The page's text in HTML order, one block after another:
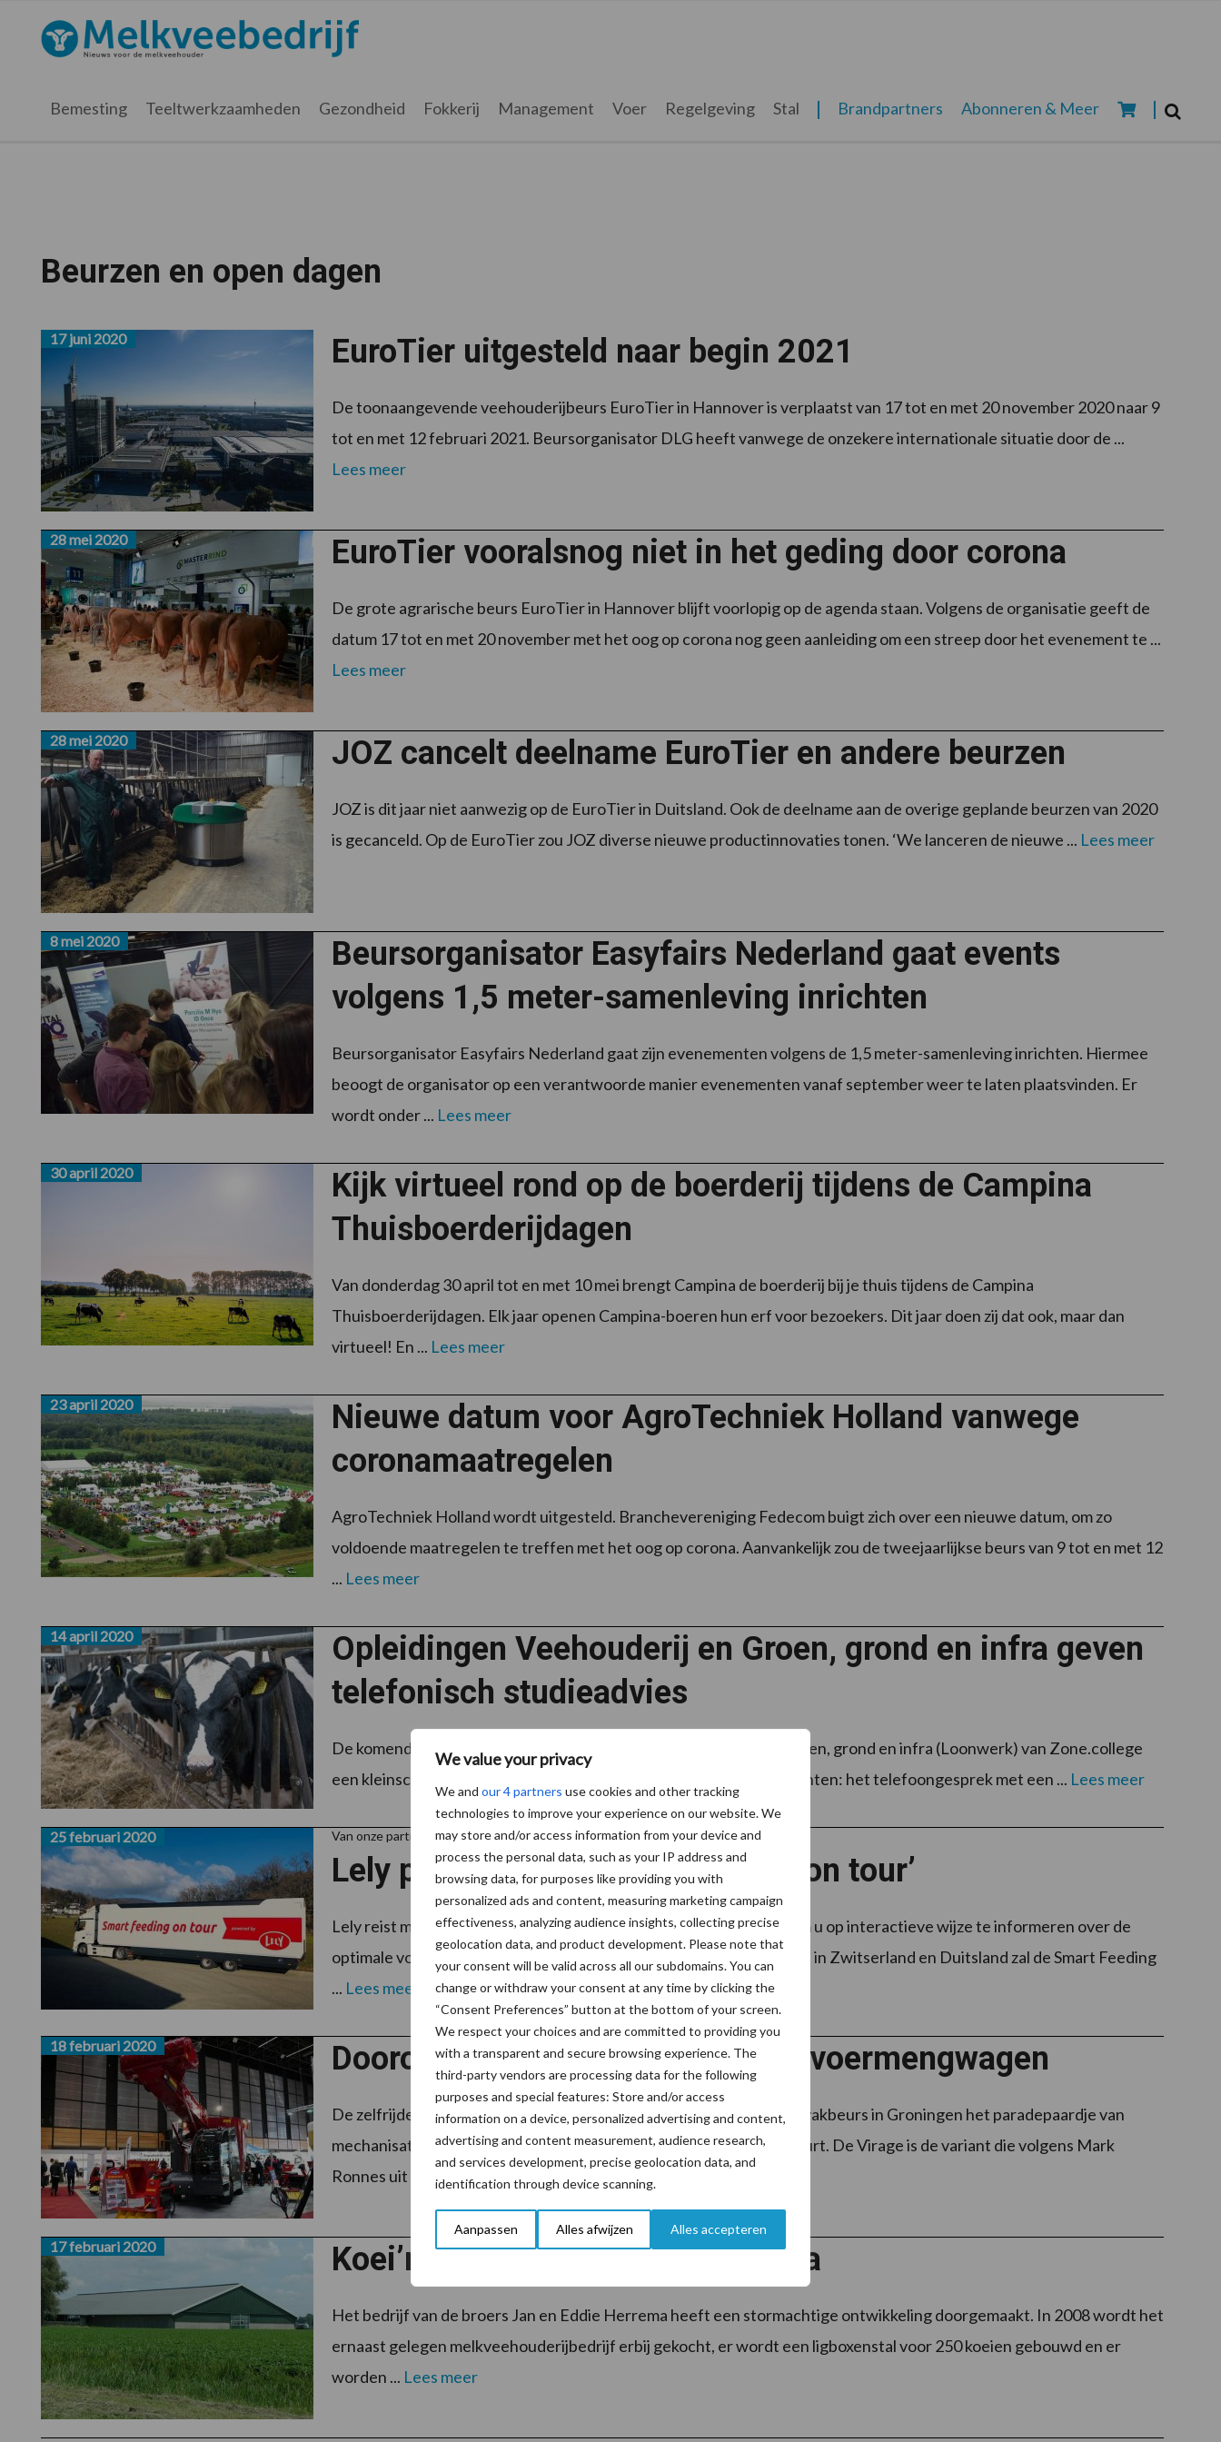
We value your privacy
We and our 4 partners use cookies and other tracking
technologies to improve your experience on our website. We
may store and/or access information from your device and
process the personal data, such as your IP address and
browsing data, for purposes like providing you with
personalized ads and content, measuring marketing campaign
effectiveness, analyzing audience insights, collecting precise
geolocation data, and product development. Please note that
your consent will be valid across all our subdomains. You can
change or withdraw your consent at any time by clicking the
“Consent Preferences” button at the bottom of your screen.
We respect your choices and are committed to providing you
with a transparent and secure browsing experience. The
third-party vendors are processing data for the following
purposes and special features: Store and/or access
information on a device, personalized advertising and content,
advertising and content measurement, audience research,
and services development, precise geolocation data, and
identification through device scanning.
Aanpassen Alles afwijzen Alles accepteren
hoofdnavigatie
hoofd
voettekst
Melkveebedrijf.nl
Bemesting Teeltwerkzaamheden Gezondheid Fokkerij Management Voer Regelgeving Stal Brandpartners Abonneren & Meer
Beurzen en open dagen
EuroTier uitgesteld naar begin 2021
17 juni 2020
De toonaangevende veehouderijbeurs EuroTier in Hannover is verplaatst van 17 tot en met 20 november 2020 naar 9
tot en met 12 februari 2021. Beursorganisator DLG heeft vanwege de onzekere internationale situatie door de ...
Lees meer
EuroTier vooralsnog niet in het geding door corona
28 mei 2020
De grote agrarische beurs EuroTier in Hannover blijft voorlopig op de agenda staan. Volgens de organisatie geeft de
datum 17 tot en met 20 november met het oog op corona nog geen aanleiding om een streep door het evenement te ...
Lees meer
JOZ cancelt deelname EuroTier en andere beurzen
28 mei 2020
JOZ is dit jaar niet aanwezig op de EuroTier in Duitsland. Ook de deelname aan de overige geplande beurzen van 2020
is gecanceld. Op de EuroTier zou JOZ diverse nieuwe productinnovaties tonen. ‘We lanceren de nieuwe ... Lees meer
Beursorganisator Easyfairs Nederland gaat events
volgens 1,5 meter-samenleving inrichten
8 mei 2020
Beursorganisator Easyfairs Nederland gaat zijn evenementen volgens de 1,5 meter-samenleving inrichten. Hiermee
beoogt de organisator op een verantwoorde manier evenementen vanaf september weer te laten plaatsvinden. Er
wordt onder ... Lees meer
Kijk virtueel rond op de boerderij tijdens de Campina
Thuisboerderijdagen
30 april 2020
Van donderdag 30 april tot en met 10 mei brengt Campina de boerderij bij je thuis tijdens de Campina
Thuisboerderijdagen. Elk jaar openen Campina-boeren hun erf voor bezoekers. Dit jaar doen zij dat ook, maar dan
virtueel! En ... Lees meer
Nieuwe datum voor AgroTechniek Holland vanwege
coronamaatregelen
23 april 2020
AgroTechniek Holland wordt uitgesteld. Branchevereniging Fedecom buigt zich over een nieuwe datum, om zo
voldoende maatregelen te treffen met het oog op corona. Aanvankelijk zou de tweejaarlijkse beurs van 9 tot en met 12
... Lees meer
Opleidingen Veehouderij en Groen, grond en infra geven
telefonisch studieadvies
14 april 2020
De komende weken organiseren de opleidingen Veehouderij en Groen, grond en infra (Loonwerk) van Zone.college
een kleinschalige voorlichtingsactiviteit voor potentiële mbo-studenten: het telefoongesprek met een ... Lees meer
Van onze partner Lely
Lely presenteert ‘Smart Feeding on tour’
25 februari 2020
Lely reist momenteel met haar Smart Feeding Truck door Europa om u op interactieve wijze te informeren over de
optimale voerstrategie voor uw dieren. Na reeds succesvolle events in Zwitserland en Duitsland zal de Smart Feeding
... Lees meer
Doorontwikkeling van beproefde voermengwagen
18 februari 2020
De zelfrijdende Sitrex-AGM voermengwagen was op de Landbouwvakbeurs in Groningen het paradepaardje van
mechanisatiebedrijf H.O. Roozeboom uit het Overijsselse Vinkenbuurt. De Virage is de variant die volgens Mark
Ronnes uit ...
Lees meer
Koei’n Kiek’n bij de Fam. Herrema
17 februari 2020
Het bedrijf van de broers Jan en Eddie Herrema heeft een stormachtige ontwikkeling doorgemaakt. In 2008 wordt het
ernaast gelegen melkveehouderijbedrijf erbij gekocht, er wordt een ligboxenstal voor 250 koeien gebouwd en er
worden ... Lees meer